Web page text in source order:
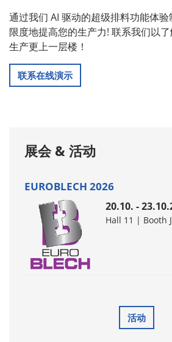
通过我们 AI 驱动的超级排料功能体
限度地提高您的生产力! 联系我们以
生产更上一层楼！
联系在线演示
展会 & 活动
EUROBLECH 2026
20.10. -
Hall 11 | Booth
活动